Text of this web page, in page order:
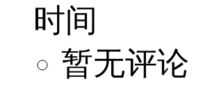
时间
暂无评论